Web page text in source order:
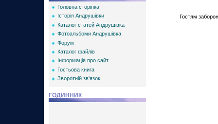
Головна сторінка
Історія Андрушівки
Каталог статей Андрушівка
Фотоальбоми Андрушівка
Форум
Каталог файлів
Інформація про сайт
Гостьова книга
Зворотній зв'язок
ГОДИННИК
Гостям